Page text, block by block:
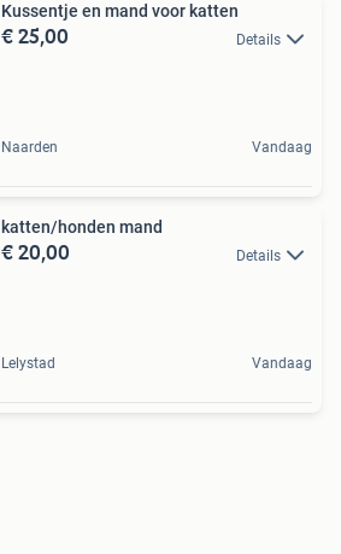
Kussentje en mand voor katten
€ 25,00 Details
Naarden Vandaag
katten/honden mand
€ 20,00 Details
Lelystad Vandaag